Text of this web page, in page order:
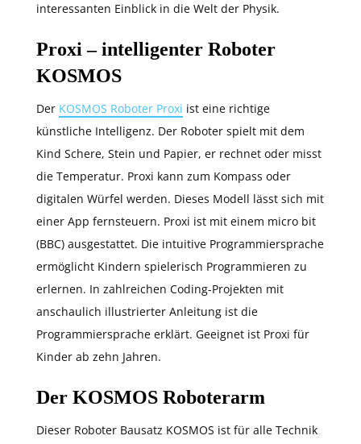
interessanten Einblick in die Welt der Physik.
Proxi – intelligenter Roboter
KOSMOS
Der KOSMOS Roboter Proxi ist eine richtige
künstliche Intelligenz. Der Roboter spielt mit dem
Kind Schere, Stein und Papier, er rechnet oder misst
die Temperatur. Proxi kann zum Kompass oder
digitalen Würfel werden. Dieses Modell lässt sich mit
einer App fernsteuern. Proxi ist mit einem micro bit
(BBC) ausgestattet. Die intuitive Programmiersprache
ermöglicht Kindern spielerisch Programmieren zu
erlernen. In zahlreichen Coding-Projekten mit
anschaulich illustrierter Anleitung ist die
Programmiersprache erklärt. Geeignet ist Proxi für
Kinder ab zehn Jahren.
Der KOSMOS Roboterarm
Dieser Roboter Bausatz KOSMOS ist für alle Technik